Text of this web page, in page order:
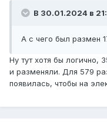
В 30.01.2024 в
А с чего был размен
Ну тут хотя бы логично,
и разменяли. Для 579
появилась, чтобы на